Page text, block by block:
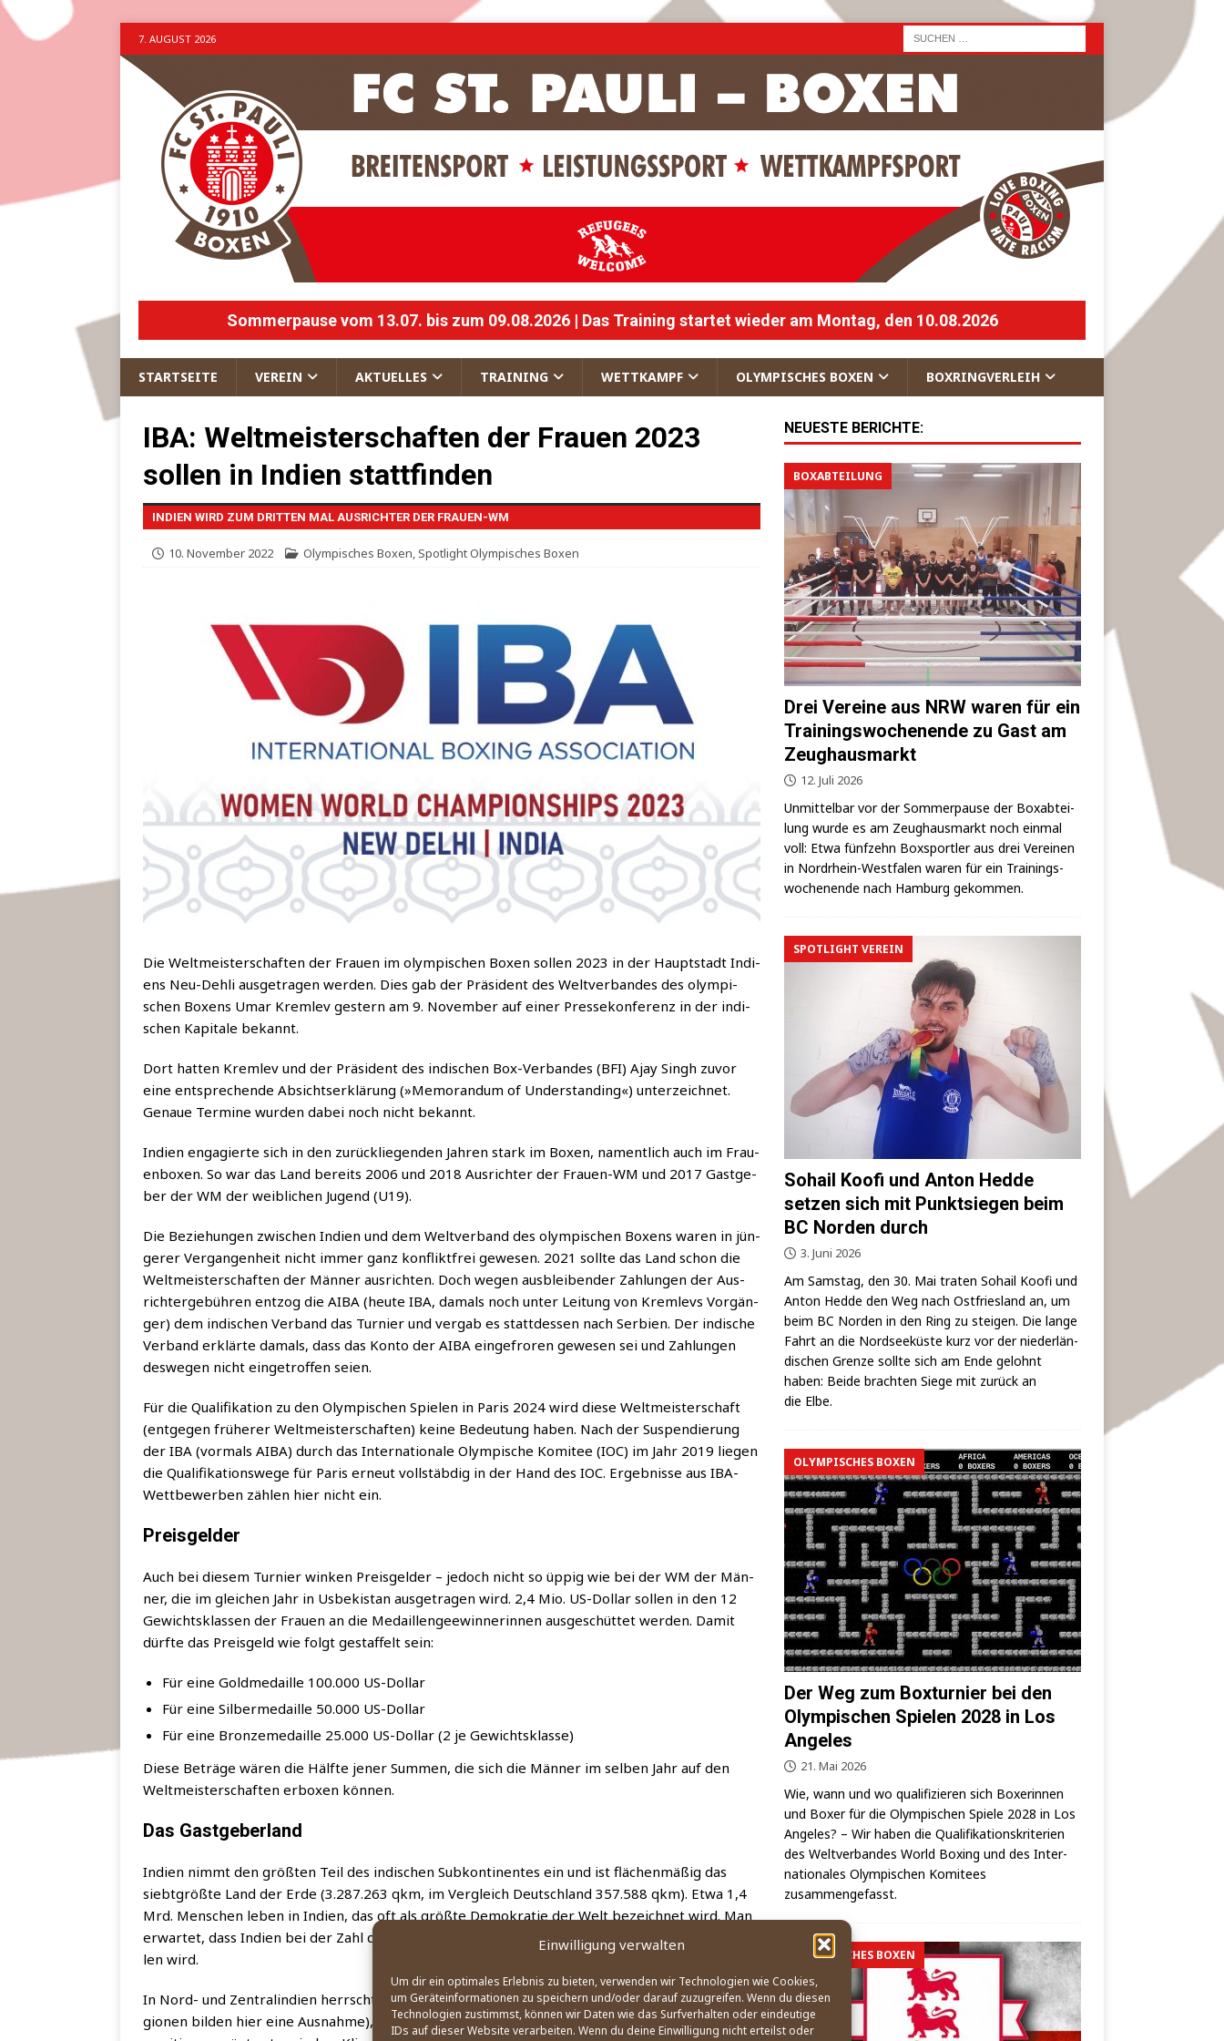
Einwilligung verwalten
Um dir ein optimales Erlebnis zu bieten, verwenden wir Technologien wie Cookies,
um Geräteinformationen zu speichern und/oder darauf zuzugreifen. Wenn du diesen
Technologien zustimmst, können wir Daten wie das Surfverhalten oder eindeutige
IDs auf dieser Website verarbeiten. Wenn du deine Einwilligung nicht erteilst oder
7. AUGUST 2026
Sommerpause vom 13.07. bis zum 09.08.2026 | Das Training startet wieder am Montag, den 10.08.2026
STARTSEITE VEREIN AKTUELLES TRAINING WETTKAMPF OLYMPISCHES BOXEN BOXRINGVERLEIH
IBA: Weltmeisterschaften der Frauen 2023
sollen in Indien stattfinden
INDIEN WIRD ZUM DRITTEN MAL AUSRICHTER DER FRAUEN-WM
10. November 2022 Olympisches Boxen, Spotlight Olympisches Boxen
Die Welt­meis­ter­schaf­ten der Frau­en im olym­pi­schen Boxen sol­len 2023 in der Haupt­stadt Indi­
ens Neu-Deh­li aus­ge­tra­gen wer­den. Dies gab der Prä­si­dent des Welt­ver­ban­des des olym­pi­
schen Boxens Umar Kreml­ev ges­tern am 9. Novem­ber auf einer Pres­se­kon­fe­renz in der indi­
schen Kapi­ta­le bekannt.
Dort hat­ten Kreml­ev und der Prä­si­dent des indi­schen Box-Ver­ban­des (BFI) Ajay Singh zuvor
eine ent­spre­chen­de Absichts­er­klä­rung (»Memo­ran­dum of Under­stan­ding«) unter­zeich­net.
Genaue Ter­mi­ne wur­den dabei noch nicht bekannt.
Indi­en enga­gier­te sich in den zurück­lie­gen­den Jah­ren stark im Boxen, nament­lich auch im Frau­
en­bo­xen. So war das Land bereits 2006 und 2018 Aus­rich­ter der Frau­en-WM und 2017 Gast­ge­
ber der WM der weib­li­chen Jugend (U19).
Die Bezie­hun­gen zwi­schen Indi­en und dem Welt­ver­band des olym­pi­schen Boxens waren in jün­
ge­rer Ver­gan­gen­heit nicht immer ganz kon­flikt­frei gewe­sen. 2021 soll­te das Land schon die
Welt­meis­ter­schaf­ten der Män­ner aus­rich­ten. Doch wegen aus­blei­ben­der Zah­lun­gen der Aus­
richter­ge­büh­ren ent­zog die AIBA (heu­te IBA, damals noch unter Lei­tung von Kreml­evs Vor­gän­
ger) dem indi­schen Ver­band das Tur­nier und ver­gab es statt­des­sen nach Ser­bi­en. Der indi­sche
Ver­band erklär­te damals, dass das Kon­to der AIBA ein­ge­fro­ren gewe­sen sei und Zah­lun­gen
des­we­gen nicht ein­ge­trof­fen seien.
Für die Qua­li­fi­ka­ti­on zu den Olym­pi­schen Spie­len in Paris 2024 wird die­se Welt­meis­ter­schaft
(ent­ge­gen frü­he­rer Welt­meis­ter­schaf­ten) kei­ne Bedeu­tung haben. Nach der Sus­pen­die­rung
der IBA (vor­mals AIBA) durch das Inter­na­tio­na­le Olym­pi­sche Komi­tee (IOC) im Jahr 2019 lie­gen
die Qua­li­fi­ka­ti­ons­we­ge für Paris erneut voll­stäb­dig in der Hand des IOC. Ergeb­nis­se aus IBA-
Wett­be­wer­ben zäh­len hier nicht ein.
Preisgelder
Auch bei die­sem Tur­nier win­ken Preis­gel­der – jedoch nicht so üppig wie bei der WM der Män­
ner, die im glei­chen Jahr in Usbe­ki­stan aus­ge­tra­gen wird. 2,4 Mio. US-Dol­lar sol­len in den 12
Gewichts­klas­sen der Frau­en an die Medail­len­ge­e­win­ne­rin­nen aus­ge­schüt­tet wer­den. Damit
dürf­te das Preis­geld wie folgt gestaf­felt sein:
Für eine Gold­me­dail­le 100.000 US-Dollar
Für eine Sil­ber­me­dail­le 50.000 US-Dollar
Für eine Bron­ze­me­dail­le 25.000 US-Dol­lar (2 je Gewichtsklasse)
Die­se Beträ­ge wären die Hälf­te jener Sum­men, die sich die Män­ner im sel­ben Jahr auf den
Welt­meis­ter­schaf­ten erbo­xen können.
Das Gastgeberland
Indi­en nimmt den größ­ten Teil des indi­schen Sub­kon­ti­nen­tes ein und ist flä­chen­mä­ßig das
siebt­größ­te Land der Erde (3.287.263 qkm, im Ver­gleich Deutsch­land 357.588 qkm). Etwa 1,4
Mrd. Men­schen leben in Indi­en, das oft als größ­te Demo­kra­tie der Welt bezeich­net wird. Man
erwar­tet, dass Indi­en bei der Zahl der Ein­woh­ne­rin­nen und Ein­woh­ner Chi­na bald über­ho­
len wird.
In Nord- und Zen­tral­in­di­en herrscht vor­nehm­lich sub­tro­pi­sches Kon­ti­nen­tal­kli­ma (die Berg­re­
gio­nen bil­den hier eine Aus­nah­me), im Süden und in den Küs­ten­ge­bie­ten dage­gen ein stär­ker
NEUESTE BERICHTE:
BOXABTEILUNG
Drei Vereine aus NRW waren für ein
Trainingswochenende zu Gast am
Zeughausmarkt
12. Juli 2026
Unmit­tel­bar vor der Som­mer­pau­se der Box­ab­tei­
lung wur­de es am Zeug­haus­markt noch ein­mal
voll: Etwa fünf­zehn Box­sport­ler aus drei Ver­ei­nen
in Nord­rhein-West­fa­len waren für ein Trai­nings­
wo­chen­en­de nach Ham­burg gekommen.
SPOTLIGHT VEREIN
Sohail Koofi und Anton Hedde
setzen sich mit Punktsiegen beim
BC Norden durch
3. Juni 2026
Am Sams­tag, den 30. Mai tra­ten Sohail Koo­fi und
Anton Hed­de den Weg nach Ost­fries­land an, um
beim BC Nor­den in den Ring zu stei­gen. Die lan­ge
Fahrt an die Nord­see­küs­te kurz vor der nie­der­län­
di­schen Gren­ze soll­te sich am Ende gelohnt
haben: Bei­de brach­ten Sie­ge mit zurück an
die Elbe.
OLYMPISCHES BOXEN
Der Weg zum Boxturnier bei den
Olympischen Spielen 2028 in Los
Angeles
21. Mai 2026
Wie, wann und wo qua­li­fi­zie­ren sich Boxe­rin­nen
und Boxer für die Olym­pi­schen Spie­le 2028 in Los
Ange­les? – Wir haben die Qua­li­fi­ka­ti­ons­kri­te­ri­en
des Welt­ver­ban­des World Boxing und des Inter­
na­tio­na­les Olym­pi­schen Komi­tees
zusammengefasst.
OLYMPISCHES BOXEN